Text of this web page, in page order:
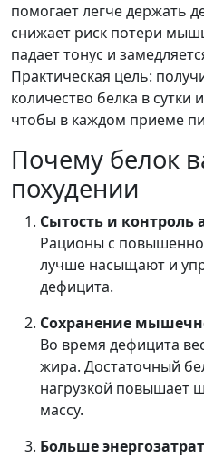
помогает легче держать
снижает риск потери
падает тонус и
Практическая цель:
количество белка в сутки
чтобы в каждом приеме
Почему белок
похудении
Сытость и контроль
Рационы с
лучше насыщают и
дефицита.
Сохранение
Во время дефицита
жира. Достаточный
нагрузкой повышает
массу.
Больше